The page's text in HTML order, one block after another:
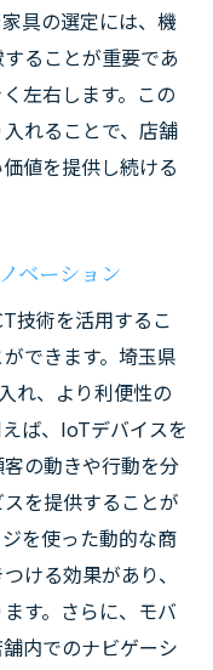
具の選定には、機
ることが重要であ
左右します。この
れることで、店舗
値を提供し続ける
ベーション
技術を活用するこ
できます。埼玉県
れ、より利便性の
ば、IoTデバイスを
の動きや行動を分
を提供することが
を使った動的な商
ける効果があり、
す。さらに、モバ
内でのナビゲーシ